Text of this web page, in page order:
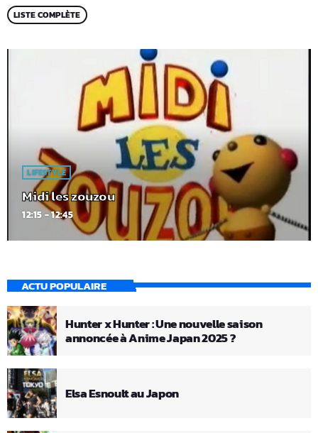
LISTE COMPLÈTE
LIFESTYLE
Midi les zouzou
12:15 - 12:45
ACTU POPULAIRE
Hunter x Hunter : Une nouvelle saison
annoncée à Anime Japan 2025 ?
Elsa Esnoult au Japon